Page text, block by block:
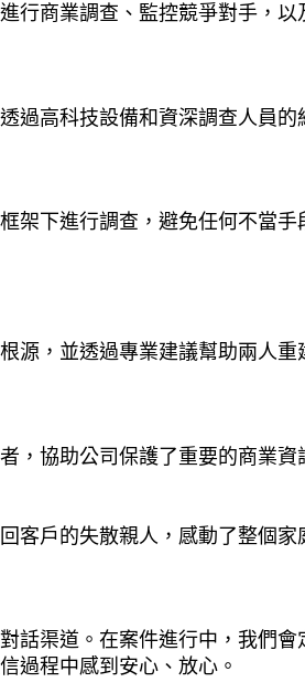
行商業調查、監控競爭對手，
過高科技設備和資深調查人員
下進行調查，避免任何不當手
源，並透過專業建議幫助兩人
，協助公司保護了重要的商業資
客戶的失散親人，感動了整個家
話渠道。在案件進行中，我們
過程中感到安心、放心。